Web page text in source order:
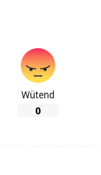
Wütend
0